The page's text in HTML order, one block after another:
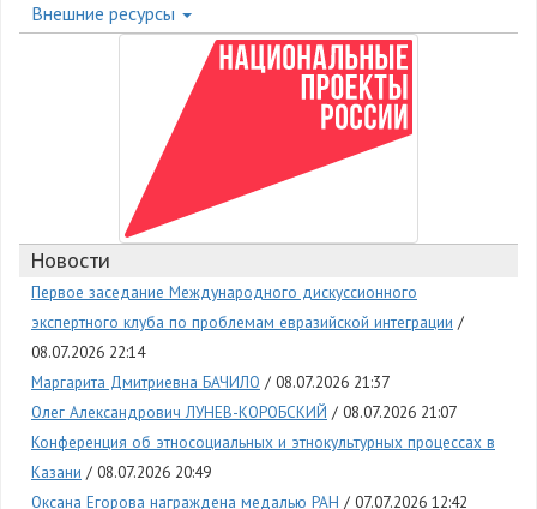
Внешние ресурсы
Новости
Первое заседание Международного дискуссионного
экспертного клуба по проблемам евразийской интеграции
08.07.2026 22:14
Маргарита Дмитриевна БАЧИЛО
08.07.2026 21:37
Олег Александрович ЛУНЕВ-КОРОБСКИЙ
08.07.2026 21:07
Конференция об этносоциальных и этнокультурных процессах в
Казани
08.07.2026 20:49
Оксана Егорова награждена медалью РАН
07.07.2026 12:42